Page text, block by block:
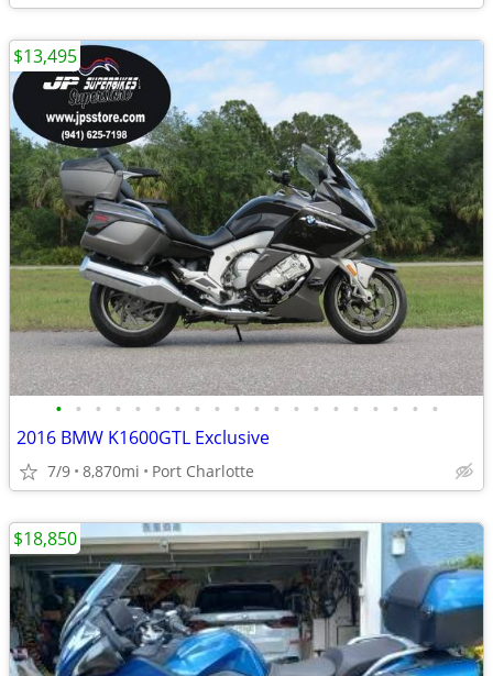
• • • • • • • • • • • • • • • • • • • •
2016 BMW K1600GTL Exclusive
7/9 8,870mi Port Charlotte
$13,495
$18,850